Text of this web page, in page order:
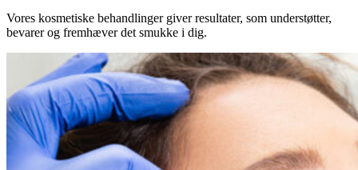
Vores kosmetiske behandlinger giver resultater, som understøtter,
bevarer og fremhæver det smukke i dig.